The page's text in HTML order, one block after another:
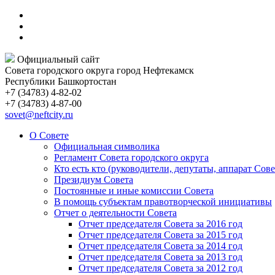
Официальный сайт
Совета городского округа город Нефтекамск
Республики Башкортостан
+7 (34783) 4-82-02
+7 (34783) 4-87-00
sovet@neftcity.ru
О Совете
Официальная символика
Регламент Совета городского округа
Кто есть кто (руководители, депутаты, аппарат
Президиум Совета
Постоянные и иные комиссии Совета
В помощь субъектам правотворческой инициативы
Отчет о деятельности Совета
Отчет председателя Совета за 2016 год
Отчет председателя Совета за 2015 год
Отчет председателя Совета за 2014 год
Отчет председателя Совета за 2013 год
Отчет председателя Совета за 2012 год